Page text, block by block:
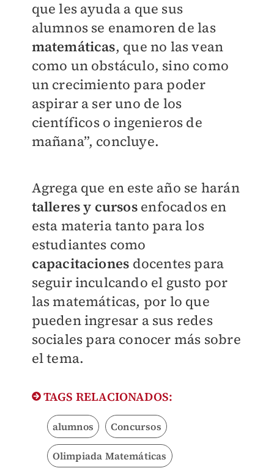
que les ayuda a que sus
alumnos se enamoren de las
matemáticas, que no las vean
como un obstáculo, sino como
un crecimiento para poder
aspirar a ser uno de los
científicos o ingenieros de
mañana”, concluye.
Agrega que en este año se harán
talleres y cursosenfocados en
esta materia tanto para los
estudiantes como
capacitaciones docentes para
seguir inculcando el gusto por
las matemáticas, por lo que
pueden ingresar a sus redes
sociales para conocer más sobre
el tema.
TAGS RELACIONADOS:
alumnos Concursos
Olimpiada Matemáticas